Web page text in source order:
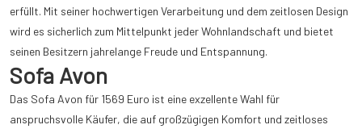
erfüllt. Mit seiner hochwertigen Verarbeitung und dem zeitlosen Design
wird es sicherlich zum Mittelpunkt jeder Wohnlandschaft und bietet
seinen Besitzern jahrelange Freude und Entspannung.
Sofa Avon
Das Sofa Avon für 1569 Euro ist eine exzellente Wahl für
anspruchsvolle Käufer, die auf großzügigen Komfort und zeitloses